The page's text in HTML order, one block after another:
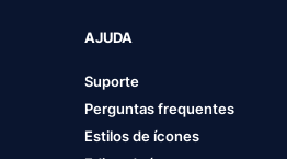
AJUDA
Suporte
Perguntas frequentes
Estilos de ícones